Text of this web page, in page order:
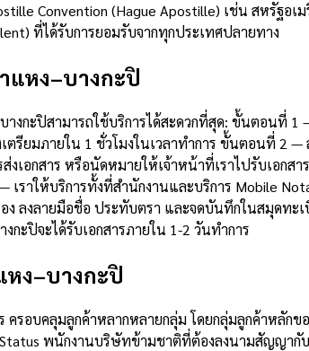
Convention (Hague Apostille) เช่น สหรัฐ
ที่ได้รับการยอมรับจากทุกประเทศปลายทาง
แหง–บางกะปิ
กะปิสามารถใช้บริการได้สะดวกที่สุด: ขั้นตอนที่ 1
ตรียมภายใน 1 ชั่วโมงในเวลาทำการ ขั้นตอนที่ 2
ส่งเอกสาร หรือนัดหมายให้เจ้าหน้าที่เราไปรับเอ
าให้บริการทั้งที่สำนักงานและบริการ Mobile
ลงลายมือชื่อ ประทับตรา และจดบันทึกในสมุดทะ
ะปิจะได้รับเอกสารภายใน 1-2 วันทำการ
หง–บางกะปิ
รอบคลุมลูกค้าหลากหลายกลุ่ม โดยกลุ่มลูกค้าหลัก
พนักงานบริษัทข้ามชาติที่ต้องลงนามสัญญา